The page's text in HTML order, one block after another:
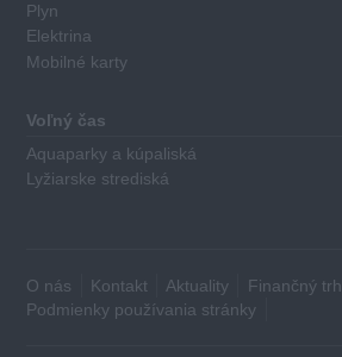
Plyn
Elektrina
Mobilné karty
Voľný čas
Aquaparky a kúpaliská
Lyžiarske strediská
O nás Kontakt Aktuality
Finančný trh
Podmienky používania stránky